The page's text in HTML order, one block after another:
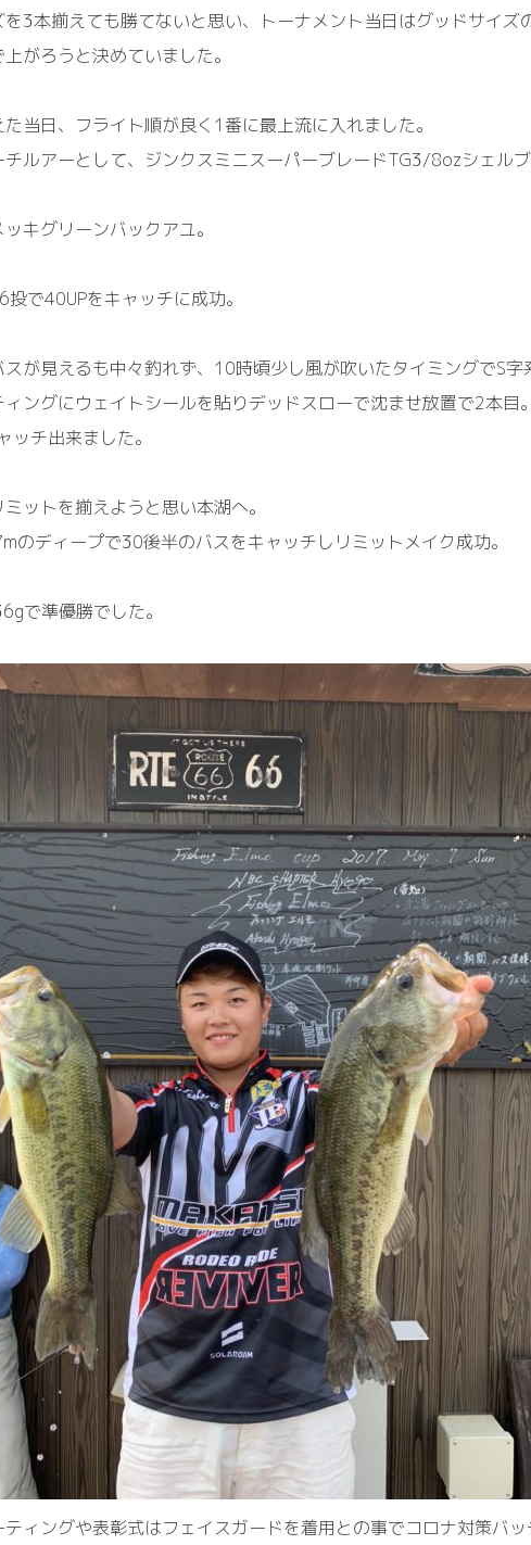
を3本揃えても勝てないと思い、トーナメント当日はグッドサイズ
がろうと決めていました。
当日、フライト順が良く1番に最上流に入れました。
チルアーとして、ジンクスミニスーパーブレードTG3/8ozシェル
キグリーンバックアユ。
で40UPをキャッチに成功。
スが見えるも中々釣れず、10時頃少し風が吹いたタイミングでS字
ングにウェイトシールを貼りデッドスローで沈ませ放置で2本目。
ッチ出来ました。
ットを揃えようと思い本湖へ。
のディープで30後半のバスをキャッチしリミットメイク成功。
で準優勝でした。
ィングや表彰式はフェイスガードを着用との事でコロナ対策バッ